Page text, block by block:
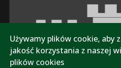
Używamy plików cookie, aby
jakość korzystania z naszej
plików cookies